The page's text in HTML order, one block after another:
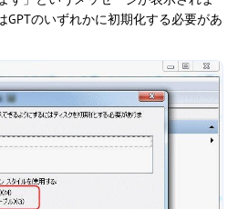
GPTのいずれかに初期化する必要があ